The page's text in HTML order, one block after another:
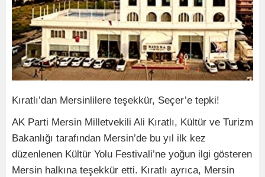
Kıratlı’dan Mersinlilere teşekkür, Seçer’e tepki!
AK Parti Mersin Milletvekili Ali Kıratlı, Kültür ve Turizm
Bakanlığı tarafından Mersin’de bu yıl ilk kez
düzenlenen Kültür Yolu Festivali’ne yoğun ilgi gösteren
Mersin halkına teşekkür etti. Kıratlı ayrıca, Mersin